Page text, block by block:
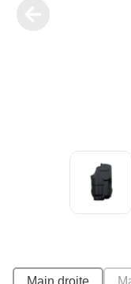
Main droite